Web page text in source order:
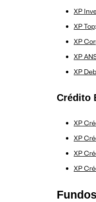
XP
XP Top
XP
XP
XP
Crédito
XP
XP
XP
XP